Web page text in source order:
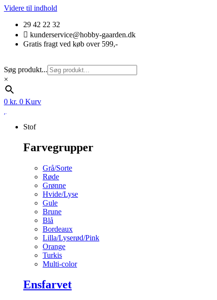
Videre til indhold
29 42 22 32
kunderservice@hobby-gaarden.dk
Gratis fragt ved køb over 599,-
Søg produkt...
×
0 kr. 0 Kurv
Stof
Farvegrupper
Grå/Sorte
Røde
Grønne
Hvide/Lyse
Gule
Brune
Blå
Bordeaux
Lilla/Lyserød/Pink
Orange
Turkis
Multi-color
Ensfarvet